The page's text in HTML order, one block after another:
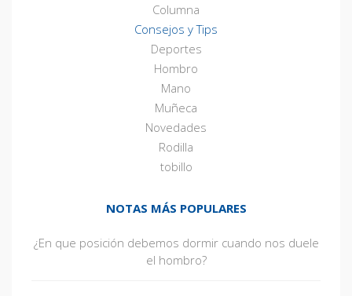
Columna
Consejos y Tips
Deportes
Hombro
Mano
Muñeca
Novedades
Rodilla
tobillo
NOTAS MÁS POPULARES
¿En que posición debemos dormir cuando nos duele
el hombro?